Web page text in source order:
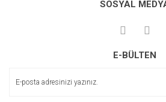
Görüş ve önerileriniz için teşekkür ederiz.
Ürün açıklamasında eksik bilgiler
SOSYAL
E-BÜLTEN